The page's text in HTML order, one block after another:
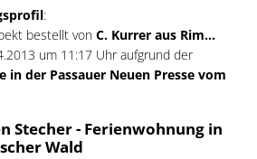
:
bestellt von C. Kurrer aus Rim...
um 11:17 Uhr aufgrund der
in der Passauer Neuen Presse vom
Stecher - Ferienwohnung in
Wald